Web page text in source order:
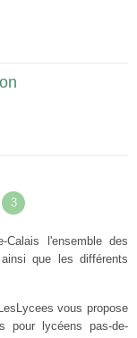
3
Calais l'ensemble des
que les différents
vous propose
pour lycéens pas-de-